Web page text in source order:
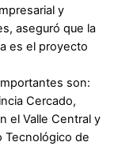
y
aseguró que la
es el proyecto
son:
Cercado,
el Valle Central y
Tecnológico de